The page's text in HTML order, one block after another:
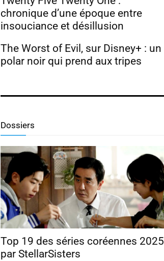
chronique d’une époque entre
insouciance et désillusion
The Worst of Evil, sur Disney+ : un
polar noir qui prend aux tripes
Dossiers
Top 19 des séries coréennes 2025
par StellarSisters